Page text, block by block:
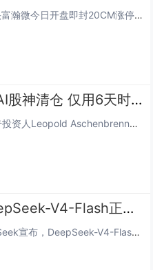
快科技8月3日消息，视觉芯片龙头富瀚微今日开盘即封20CM涨停，报67.48元/股，总市值达157亿元。涨停的直接催化剂，是公司7月31日晚间披露的半年报业绩预告。富瀚微预计2026年上半年营业收入14亿元至15亿元，同比增长103.48%...
AI到底是否泡沫！00后AI股神清仓 仅用6天时间血亏1400亿：本人道歉以后不碰杠杆
快科技8月1日消息，00后AI圈传奇投资人Leopold Aschenbrenner此前在写给自家基金投资人的公开信里明确表态，如果你一直在等待一个合适的时机加仓AI相关资产，当下或许就是最好的入场窗口。谁也没料到，给出加仓建议仅仅六天之后...
国家超算互联网上线DeepSeek-V4-Flash正式版API：一键调用、无需配置
快科技8月2日消息，日前，DeepSeek宣布，DeepSeek-V4-Flash正式版API开启公测。随后，国家超算互联网宣布，DeepSeek-V4-Flash正式版模型DeepSeek-V4-Flash-0731已正式上线，同步提供A...